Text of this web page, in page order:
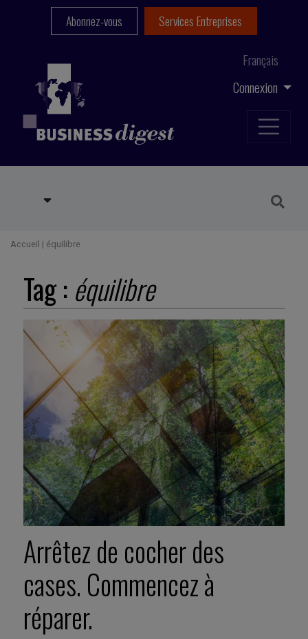
Connexion
Français
Abonnez-vous Services Entreprises
Accueil | équilibre
Tag : équilibre
Arrêtez de cocher des
cases. Commencez à
réparer.